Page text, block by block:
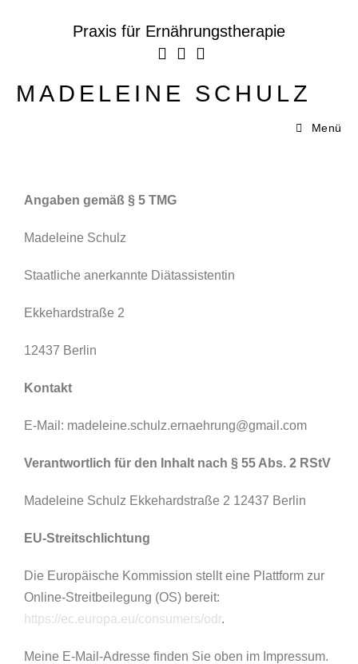
Praxis für Ernährungstherapie
MADELEINE SCHULZ
Menü
Angaben gemäß § 5 TMG
Madeleine Schulz
Staatliche anerkannte Diätassistentin
Ekkehardstraße 2
12437 Berlin
Kontakt
E-Mail: madeleine.schulz.ernaehrung@gmail.com
Verantwortlich für den Inhalt nach § 55 Abs. 2 RStV
Madeleine Schulz Ekkehardstraße 2 12437 Berlin
EU-Streitschlichtung
Die Europäische Kommission stellt eine Plattform zur
Online-Streitbeilegung (OS) bereit:
https://ec.europa.eu/consumers/odr.
Meine E-Mail-Adresse finden Sie oben im Impressum.